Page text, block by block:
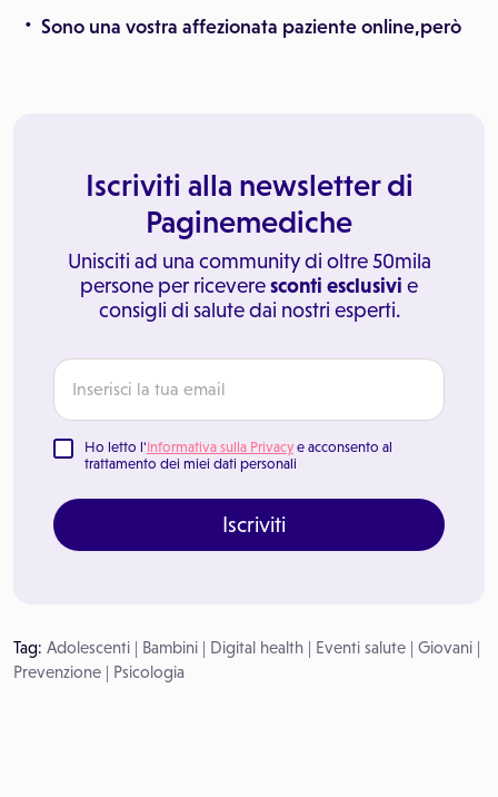
Sono una vostra affezionata paziente online,però
Iscriviti alla newsletter di
Paginemediche
Unisciti ad una community di oltre 50mila
persone per riceveresconti esclusivi e
consigli di salute dai nostri esperti.
Ho letto l'Informativa sulla Privacy e acconsento al
trattamento dei miei dati personali
Iscriviti
Tag: Adolescenti | Bambini | Digital health | Eventi salute | Giovani |
Prevenzione | Psicologia